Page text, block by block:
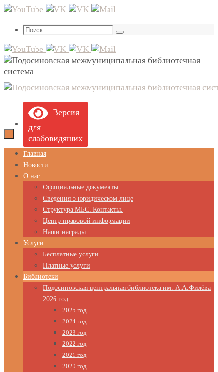
Перейти
содержимому
Что
Поиск
Версия
для
слабовидящих
Перейти
содержимому
Главная
Новости
О нас
Официальные документы
Сведения о юридическом лице
Структура МБС. Контакты.
Центр правовой информации
Наши награды
Услуги
Бесплатные услуги
Платные услуги
Библиотеки
Подосиновская центральная библиотека им. А.А.Филёва
2026 год
2025 год
2024 год
2023 год
2022 год
2021 год
2020 год